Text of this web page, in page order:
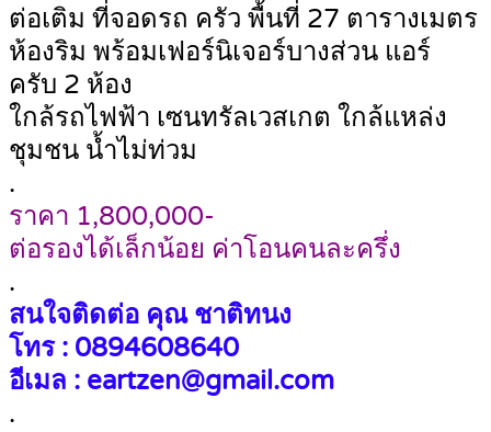
ต่อเติม ที่จอดรถ ครัว พื้นที่ 27 ตารางเมตร
ห้องริม พร้อมเฟอร์นิเจอร์บางส่วน แอร์
ครับ 2 ห้อง
ใกล้รถไฟฟ้า เซนทรัลเวสเกต ใกล้แหล่ง
ชุมชน น้ำไม่ท่วม
.
ราคา 1,800,000-
ต่อรองได้เล็กน้อย ค่าโอนคนละครึ่ง
.
สนใจติดต่อ คุณ ชาติทนง
โทร : 0894608640
อีเมล : eartzen@gmail.com
.